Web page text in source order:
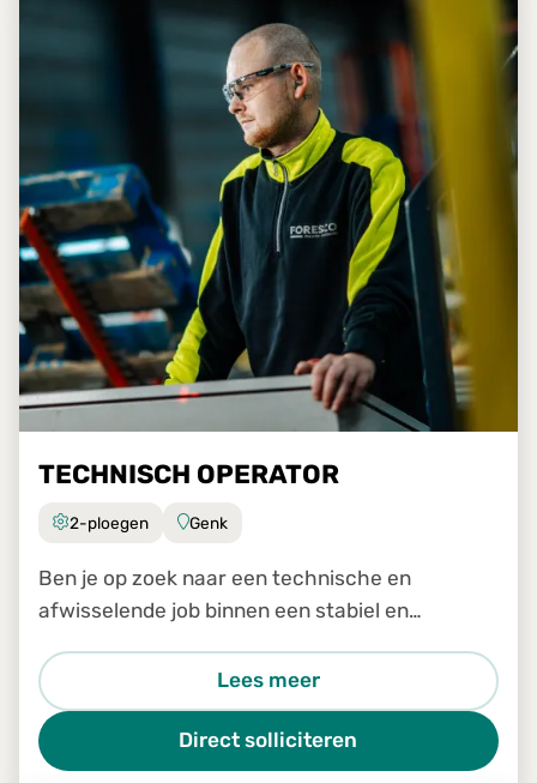
TECHNISCH OPERATOR
2-ploegen Genk
Ben je op zoek naar een technische en
afwisselende job binnen een stabiel en
Operator in Genk zeker iets voor jou.
Lees meer
Direct solliciteren